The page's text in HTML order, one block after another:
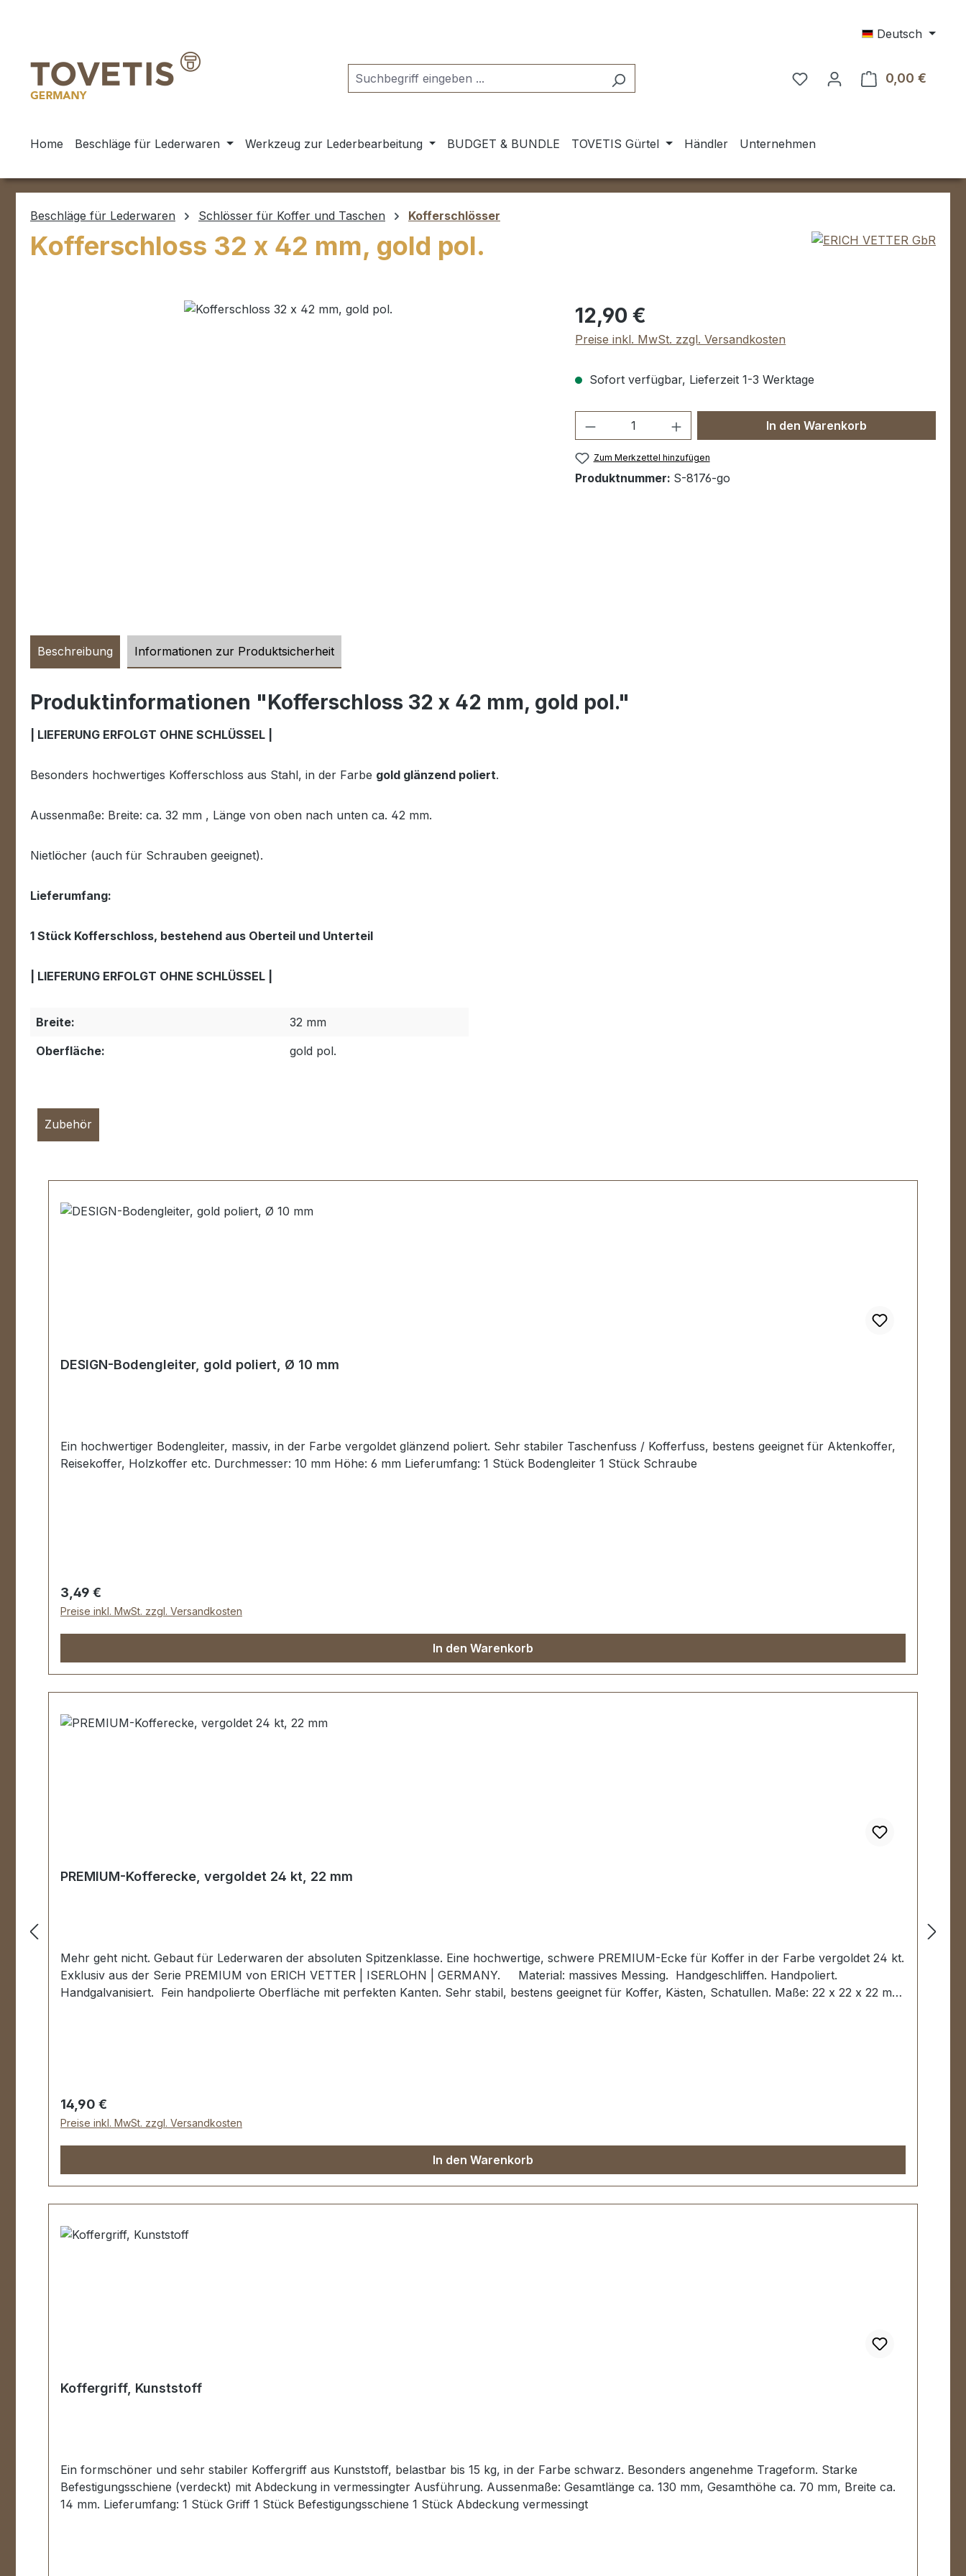
Deutsch
0,00 €
Home Beschläge für Lederwaren Werkzeug zur Lederbearbeitung BUDGET & BUNDLE TOVETIS Gürtel Händler Unternehmen
Beschläge für Lederwaren Schlösser für Koffer und Taschen Kofferschlösser
Kofferschloss 32 x 42 mm, gold pol.
Regulärer Preis:
12,90 €
Preise inkl. MwSt. zzgl. Versandkosten
Sofort verfügbar, Lieferzeit 1-3 Werktage
Produkt Anzahl: Gib den gewünschten Wert
In den Warenkorb
Zum Merkzettel hinzufügen
Produktnummer: S-8176-go
Beschreibung Informationen zur Produktsicherheit
Produktinformationen "Kofferschloss 32 x 42 mm, gold pol."
| LIEFERUNG ERFOLGT OHNE SCHLÜSSEL |
Besonders hochwertiges Kofferschloss aus Stahl, in der Farbe gold glänzend poliert.
Aussenmaße: Breite: ca. 32 mm , Länge von oben nach unten ca. 42 mm.
Nietlöcher (auch für Schrauben geeignet).
Lieferumfang:
1 Stück Kofferschloss, bestehend aus Oberteil und Unterteil
| LIEFERUNG ERFOLGT OHNE SCHLÜSSEL |
Breite:
32 mm
Oberfläche:
gold pol.
Zubehör
DESIGN-Bodengleiter, gold poliert, Ø 10 mm
Ein hochwertiger Bodengleiter, massiv, in der Farbe vergoldet glänzend poliert. Sehr stabiler Taschenfuss / Kofferfuss, bestens geeignet für Aktenkoffer,
Reisekoffer, Holzkoffer etc. Durchmesser: 10 mm Höhe: 6 mm Lieferumfang: 1 Stück Bodengleiter 1 Stück Schraube
Regulärer Preis:
3,49 €
Preise inkl. MwSt. zzgl. Versandkosten
In den Warenkorb
PREMIUM-Kofferecke, vergoldet 24 kt, 22 mm
Mehr geht nicht. Gebaut für Lederwaren der absoluten Spitzenklasse. Eine hochwertige, schwere PREMIUM-Ecke für Koffer in der Farbe vergoldet 24 kt.
Exklusiv aus der Serie PREMIUM von ERICH VETTER | ISERLOHN | GERMANY. Material: massives Messing. Handgeschliffen. Handpoliert.
Handgalvanisiert. Fein handpolierte Oberfläche mit perfekten Kanten. Sehr stabil, bestens geeignet für Koffer, Kästen, Schatullen. Maße: 22 x 22 x 22 mm
Regulärer Preis:
14,90 €
Preise inkl. MwSt. zzgl. Versandkosten
In den Warenkorb
Koffergriff, Kunststoff
Ein formschöner und sehr stabiler Koffergriff aus Kunststoff, belastbar bis 15 kg, in der Farbe schwarz. Besonders angenehme Trageform. Starke
Befestigungsschiene (verdeckt) mit Abdeckung in vermessingter Ausführung. Aussenmaße: Gesamtlänge ca. 130 mm, Gesamthöhe ca. 70 mm, Breite ca.
14 mm. Lieferumfang: 1 Stück Griff 1 Stück Befestigungsschiene 1 Stück Abdeckung vermessingt